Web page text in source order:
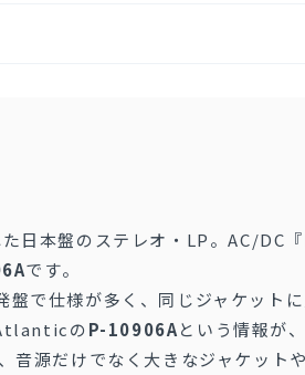
日本盤のステレオ・LP。AC/DC
です。
で仕様が多く、同じジャケットに
の P-10906Aという情報が
音源だけでなく大きなジャケット